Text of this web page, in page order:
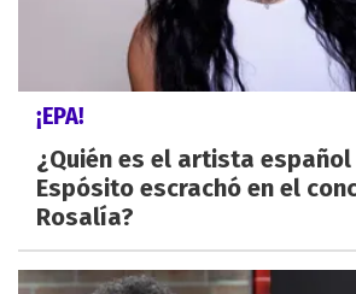
¡EPA!
¿Quién es el artista
Espósito escrachó en el
Rosalía?